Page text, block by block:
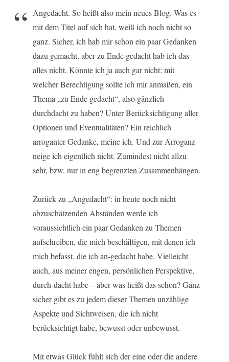
Angedacht. So heißt also mein neues Blog. Was es
mit dem Titel auf sich hat, weiß ich noch nicht so
ganz. Sicher, ich hab mir schon ein paar Gedanken
dazu gemacht, aber zu Ende gedacht hab ich das
alles nicht. Könnte ich ja auch gar nicht: mit
welcher Berechtigung sollte ich mir anmaßen, ein
Thema „zu Ende gedacht“, also gänzlich
durchdacht zu haben? Unter Berücksichtigung aller
Optionen und Eventualitäten? Ein reichlich
arroganter Gedanke, meine ich. Und zur Arroganz
neige ich eigentlich nicht. Zumindest nicht allzu
sehr, bzw. nur in eng begrenzten Zusammenhängen.
Zurück zu „Angedacht“: in heute noch nicht
abzuschätzenden Abständen werde ich
voraussichtlich ein paar Gedanken zu Themen
aufschreiben, die mich beschäftigen, mit denen ich
mich befasst, die ich an-gedacht habe. Vielleicht
auch, aus meiner engen, persönlichen Perspektive,
durch-dacht habe – aber was heißt das schon? Ganz
sicher gibt es zu jedem dieser Themen unzählige
Aspekte und Sichtweisen, die ich nicht
berücksichtigt habe, bewusst oder unbewusst.
Mit etwas Glück fühlt sich der eine oder die andere